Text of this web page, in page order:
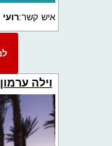
איש קשר:רועי
וילה ערמון